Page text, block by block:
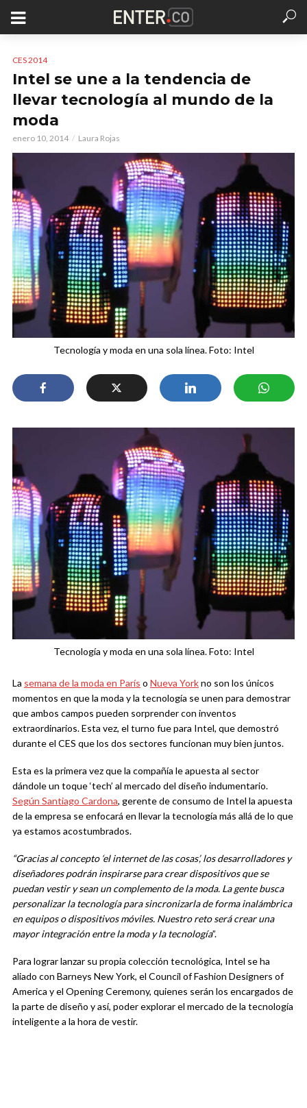
CES 2014
Intel se une a la tendencia de
llevar tecnología al mundo de la
moda
enero 10, 2014 Laura Rojas
Tecnología y moda en una sola línea. Foto: Intel
Tecnología y moda en una sola línea. Foto: Intel
La semana de la moda en París o Nueva Yorkno son los únicos
momentos en que la moda y la tecnología se unen para demostrar
que ambos campos pueden sorprender con inventos
extraordinarios. Esta vez, el turno fue para Intel, que demostró
durante el CES que los dos sectores funcionan muy bien juntos.
Esta es la primera vez que la compañía le apuesta al sector
dándole un toque ‘tech’ al mercado del diseño indumentario.
Según Santiago Cardona, gerente de consumo de Intel la apuesta
de la empresa se enfocará en llevar la tecnología más allá de lo que
ya estamos acostumbrados.
“Gracias al concepto ‘el internet de las cosas’, los desarrolladores y
diseñadores podrán inspirarse para crear dispositivos que se
puedan vestir y sean un complemento de la moda. La gente busca
personalizar la tecnología para sincronizarla de forma inalámbrica
en equipos o dispositivos móviles. Nuestro reto será crear una
mayor integración entre la moda y la tecnología”.
Para lograr lanzar su propia colección tecnológica, Intel se ha
aliado con Barneys New York, el Council of Fashion Designers of
America y el Opening Ceremony, quienes serán los encargados de
la parte de diseño y así, poder explorar el mercado de la tecnología
inteligente a la hora de vestir.